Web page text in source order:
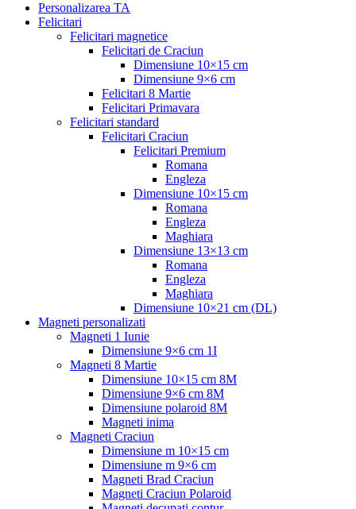
Personalizarea TA
Felicitari
Felicitari magnetice
Felicitari de Craciun
Dimensiune 10×15 cm
Dimensiune 9×6 cm
Felicitari 8 Martie
Felicitari Primavara
Felicitari standard
Felicitari Craciun
Felicitari Premium
Romana
Engleza
Dimensiune 10×15 cm
Romana
Engleza
Maghiara
Dimensiune 13×13 cm
Romana
Engleza
Maghiara
Dimensiune 10×21 cm (DL)
Magneti personalizati
Magneti 1 Iunie
Dimensiune 9×6 cm 1I
Magneti 8 Martie
Dimensiune 10×15 cm 8M
Dimensiune 9×6 cm 8M
Dimensiune polaroid 8M
Magneti inima
Magneti Craciun
Dimensiune m 10×15 cm
Dimensiune m 9×6 cm
Magneti Brad Craciun
Magneti Craciun Polaroid